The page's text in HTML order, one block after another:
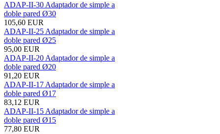
ADAP-II-30 Adaptador de simple a
doble pared Ø30
105,60 EUR
ADAP-II-25 Adaptador de simple a
doble pared Ø25
95,00 EUR
ADAP-II-20 Adaptador de simple a
doble pared Ø20
91,20 EUR
ADAP-II-17 Adaptador de simple a
doble pared Ø17
83,12 EUR
ADAP-II-15 Adaptador de simple a
doble pared Ø15
77,80 EUR